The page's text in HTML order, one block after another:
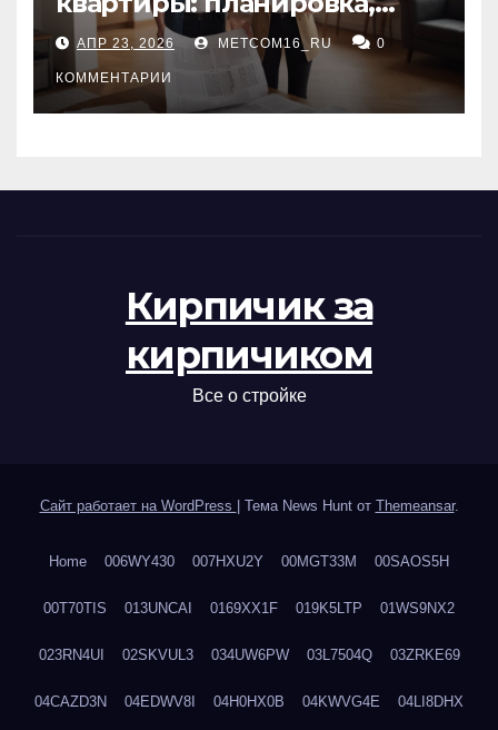
состояние жилья и
проверка документов
АПР 23, 2026 METCOM16_RU 0
КОММЕНТАРИИ
Кирпичик за
кирпичиком
Все о стройке
Сайт работает на WordPress Тема News Hunt от Themeansar.
Home 006WY430 007HXU2Y 00MGT33M 00SAOS5H
00T70TIS 013UNCAI 0169XX1F 019K5LTP 01WS9NX2
023RN4UI 02SKVUL3 034UW6PW 03L7504Q 03ZRKE69
04CAZD3N 04EDWV8I 04H0HX0B 04KWVG4E 04LI8DHX